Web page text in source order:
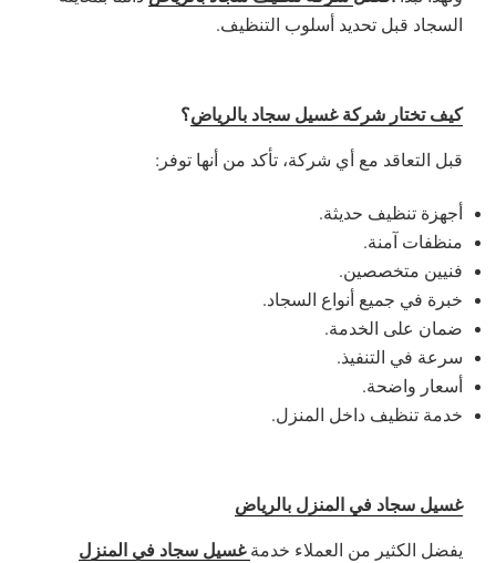
السجاد قبل تحديد أسلوب التنظيف.
كيف تختار شركة غسيل سجاد بالرياض؟
قبل التعاقد مع أي شركة، تأكد من أنها توفر:
أجهزة تنظيف حديثة.
منظفات آمنة.
فنيين متخصصين.
خبرة في جميع أنواع السجاد.
ضمان على الخدمة.
سرعة في التنفيذ.
أسعار واضحة.
خدمة تنظيف داخل المنزل.
غسيل سجاد في المنزل بالرياض
يفضل الكثير من العملاء خدمة غسيل سجاد في المنزل